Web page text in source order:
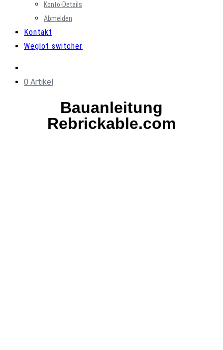
Konto-Details
Abmelden
Kontakt
Weglot switcher
0 Artikel
Bauanleitung
Rebrickable.com